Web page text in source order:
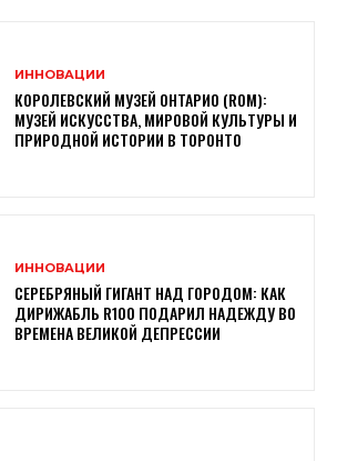
ИННОВАЦИИ
КОРОЛЕВСКИЙ МУЗЕЙ ОНТАРИО (ROM):
МУЗЕЙ ИСКУССТВА, МИРОВОЙ КУЛЬТУРЫ И
ПРИРОДНОЙ ИСТОРИИ В ТОРОНТО
ИННОВАЦИИ
СЕРЕБРЯНЫЙ ГИГАНТ НАД ГОРОДОМ: КАК
ДИРИЖАБЛЬ R100 ПОДАРИЛ НАДЕЖДУ ВО
ВРЕМЕНА ВЕЛИКОЙ ДЕПРЕССИИ